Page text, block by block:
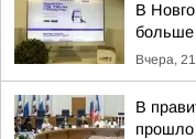
В
больше
Вчера,
В
прошло